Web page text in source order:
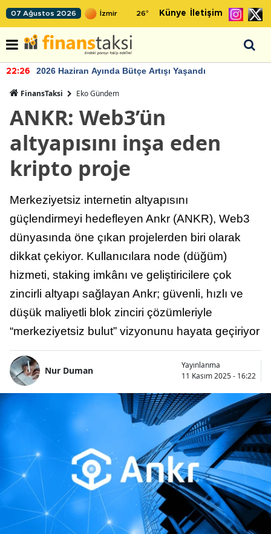
07 Ağustos 2026 26° Künye İletişim
22:26 2026 Haziran Ayında Bütçe Artışı Yaşandı
FinansTaksi Eko Gündem
ANKR: Web3’ün
altyapısını inşa eden
kripto proje
Merkeziyetsiz internetin altyapısını
güçlendirmeyi hedefleyen Ankr (ANKR), Web3
dünyasında öne çıkan projelerden biri olarak
dikkat çekiyor. Kullanıcılara node (düğüm)
hizmeti, staking imkânı ve geliştiricilere çok
zincirli altyapı sağlayan Ankr; güvenli, hızlı ve
düşük maliyetli blok zinciri çözümleriyle
“merkeziyetsiz bulut” vizyonunu hayata geçiriyor
Nur Duman
Yayınlanma
11 Kasım 2025 - 16:22